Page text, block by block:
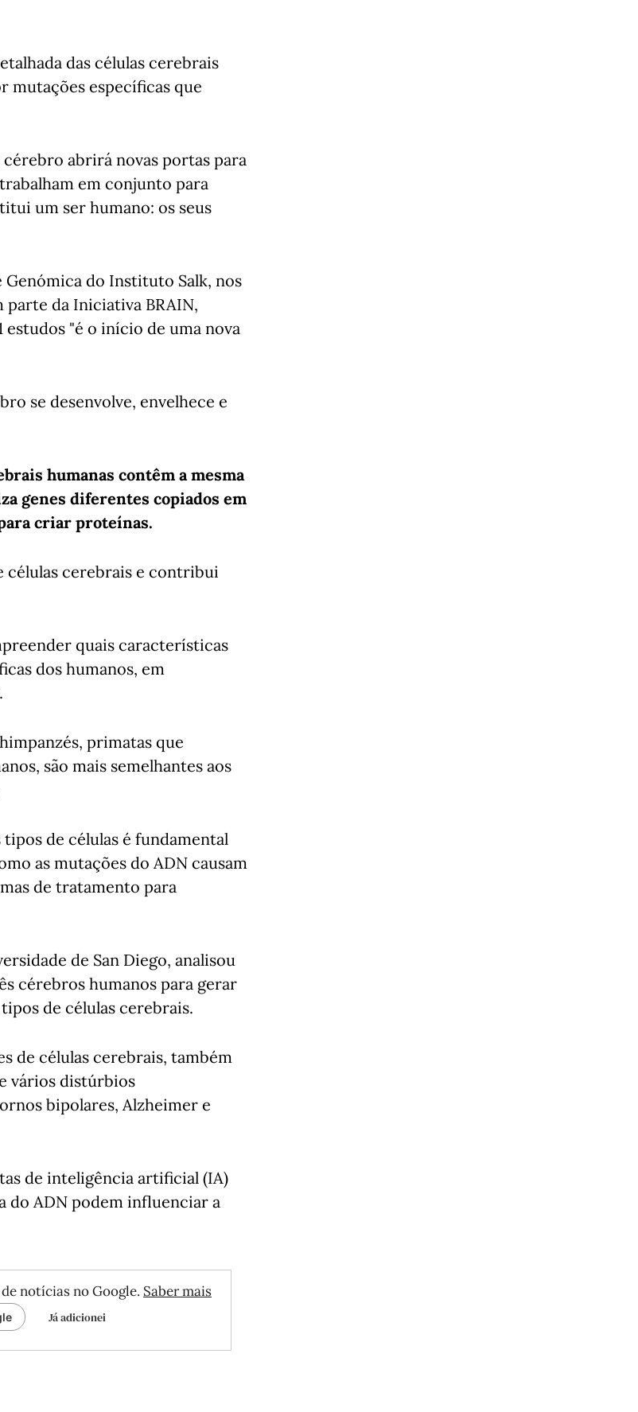
das células cerebrais
mutações específicas que
abrirá novas portas para
em conjunto para
um ser humano: os seus
do Instituto Salk, nos
parte da Iniciativa BRAIN,
"é o início de uma nova
se desenvolve, envelhece e
humanas contêm a mesma
genes diferentes copiados em
criar proteínas.
células cerebrais e contribui
quais características
dos humanos, em
primatas que
são mais semelhantes aos
de células é fundamental
as mutações do ADN causam
de tratamento para
de San Diego, analisou
cérebros humanos para gerar
de células cerebrais.
de células cerebrais, também
vários distúrbios
bipolares, Alzheimer e
de inteligência artificial (IA)
do ADN podem influenciar a
notícias no Google. Saber mais
Já adicionei